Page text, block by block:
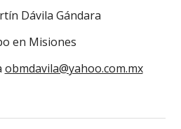
Dávila Gándara
en Misiones
obmdavila@yahoo.com.mx